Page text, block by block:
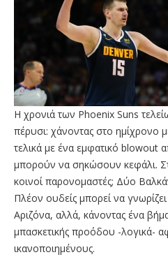
Η χρονιά των Phoenix Suns
πέρυσι: χάνοντας στο ημίχρονο
τελικά με ένα εμφατικό blowout
μπορούν να σηκώσουν κεφάλι.
κοινοί παρονομαστές; Δύο
Πλέον ουδείς μπορεί να
Αριζόνα, αλλά, κάνοντας ένα
μπασκετικής προόδου -λογικά-
ικανοποιημένους.